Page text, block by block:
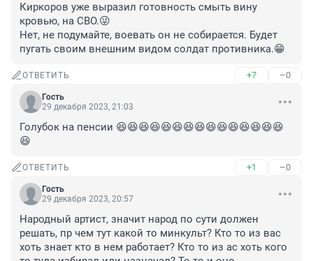
Киркоров уже выразил готовность смыть вину
кровью, на СВО.😜
Нет, не подумайте, воевать он не собирается. Будет
пугать своим внешним видом солдат противника.😁
ОТВЕТИТЬ +7 –0
Гость
29 декабря 2023, 21:03
Голубок на пенсии 😆😆😆😆😆😆😆😆😆😆😆😆😆😆😆
😆
ОТВЕТИТЬ +1 –0
Гость
29 декабря 2023, 20:57
Народный артист, значит народ по сути должен
решать, пр чем тут какой то минкульт? Кто то из вас
хоть знает кто в нем работает? Кто то из ас хоть кого